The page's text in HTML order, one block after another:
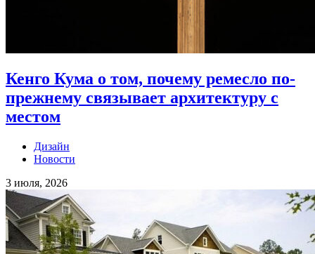
Кенго Кума о том, почему ремесло по-
прежнему связывает архитектуру с
местом
Дизайн
Новости
3 июля, 2026